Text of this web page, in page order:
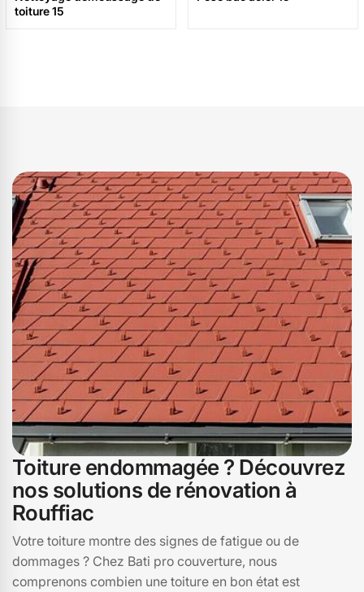
toiture 15
Toiture endommagée ? Découvrez
nos solutions de rénovation à
Rouffiac
Votre toiture montre des signes de fatigue ou de
dommages ? Chez Bati pro couverture, nous
comprenons combien une toiture en bon état est